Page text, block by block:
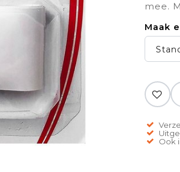
mee.
Maak
Ook